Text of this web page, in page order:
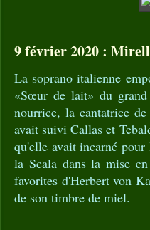
9 février 2020 :
La soprano italienne
«Sœur de lait» du
nourrice, la cantatrice
avait suivi Callas et
qu'elle avait incarné
la Scala dans la mise
favorites d'Herbert von
de son timbre de miel.